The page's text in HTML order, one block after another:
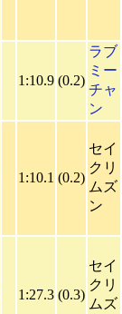
1:10.9 (0.2)
ラブ
ミー
チャ
ン
1:10.1 (0.2)
セイ
クリ
ムズ
ン
1:27.3 (0.3)
セイ
クリ
ムズ